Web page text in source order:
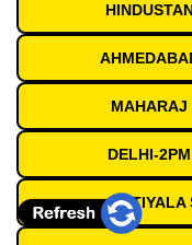
MAHARAJ
DELHI-
PATIYALA